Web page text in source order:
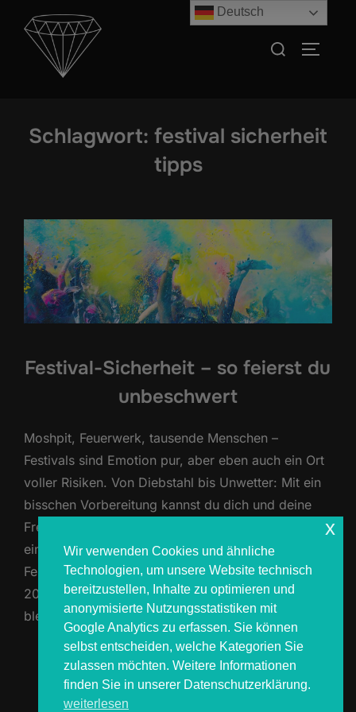
Inhalt
springen
Suchen
Schlagwort: festival sicherheit
tipps
Festival-Sicherheit – so feierst du
unbeschwert
Moshpit, Feuerwerk, tausende Menschen –
Festivals sind Emotion pur, aber eben auch ein Ort
voller Risiken. Von Diebstahl bis Unwetter: Mit ein
bisschen Vorbereitung kannst du dich und deine
Freunde optimal schützen und dein Wochenende
einfach nur genießen. Hier bekommst du unseren
Festival-Sicherheits-Guide, damit dein Festival
2025 nicht nur legendär, sondern auch sicher
bleibt. 1. …
MEHRÜBER „FESTIVAL-SICHERHEIT –
LESEN
Deutsch
Wir verwenden Cookies und ähnliche
Technologien, um unsere Website technisch
bereitzustellen, Inhalte zu optimieren und
anonymisierte Nutzungsstatistiken mit
Google Analytics zu erfassen. Sie können
selbst entscheiden, welche Kategorien Sie
zulassen möchten. Weitere Informationen
finden Sie in unserer Datenschutzerklärung.
weiterlesen
x